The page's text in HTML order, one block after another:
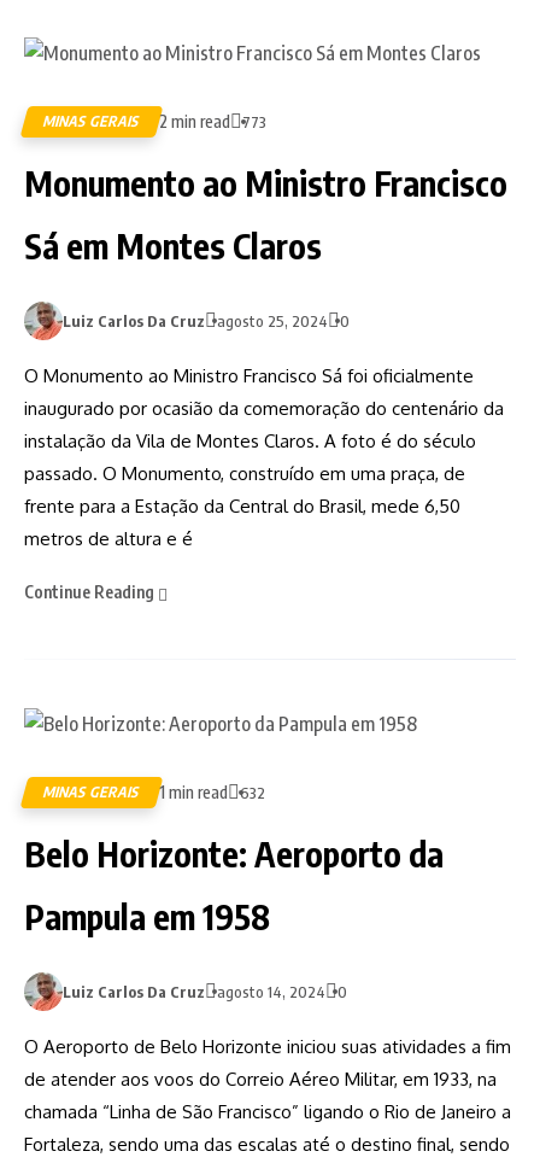
MINAS GERAIS 2 min read 773
Monumento ao Ministro Francisco
Sá em Montes Claros
Luiz Carlos Da Cruz agosto 25, 2024 0
O Monumento ao Ministro Francisco Sá foi oficialmente
inaugurado por ocasião da comemoração do centenário da
instalação da Vila de Montes Claros. A foto é do século
passado. O Monumento, construído em uma praça, de
frente para a Estação da Central do Brasil, mede 6,50
metros de altura e é
Continue Reading
MINAS GERAIS 1 min read 632
Belo Horizonte: Aeroporto da
Pampula em 1958
Luiz Carlos Da Cruz agosto 14, 2024 0
O Aeroporto de Belo Horizonte iniciou suas atividades a fim
de atender aos voos do Correio Aéreo Militar, em 1933, na
chamada “Linha de São Francisco” ligando o Rio de Janeiro a
Fortaleza, sendo uma das escalas até o destino final, sendo